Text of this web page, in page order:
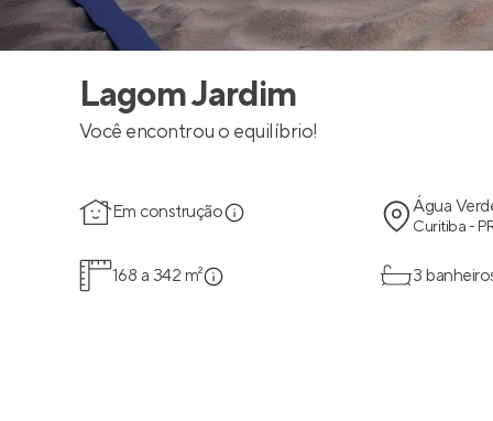
Lagom Jardim
Você encontrou o equilíbrio!
Em construção Água
Curitiba -
168 a 342 m² 3